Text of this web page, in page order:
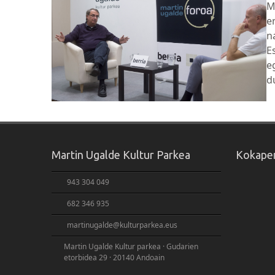
Martin Ugalde Kultur Parkea
943 304 049
682 346 935
martinugalde@kulturparkea.eus
Martin Ugalde Kultur parkea · Gudarien
etorbidea 29 · 20140 Andoain